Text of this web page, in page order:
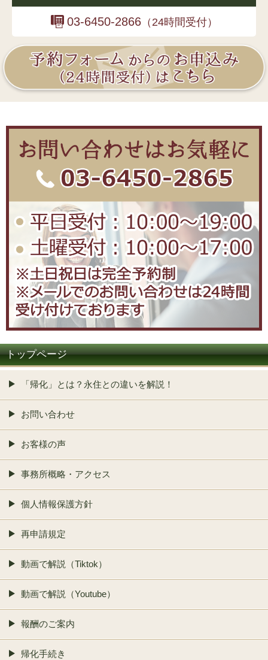
03-6450-2866（24時間受付）
トップページ
「帰化」とは？永住との違いを解説！
お問い合わせ
お客様の声
事務所概略・アクセス
個人情報保護方針
再申請規定
動画で解説（Tiktok）
動画で解説（Youtube）
報酬のご案内
帰化手続き